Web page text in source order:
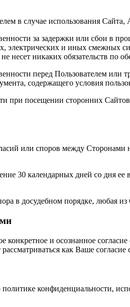
в случае использования
за задержки или сбои в
и иных смежных
несет никаких обязательств по
перед Пользователем
содержащего условия
при посещении сторонних Сайтов
или споров между
30 календарных дней со дня
в досудебном порядке, любая
конкретное и осознанное
как Ваше
конфиденциальности,